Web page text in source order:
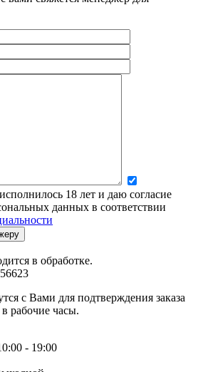
18 лет и даю согласие
данных в соответствии
в обработке.
с Вами для подтверждения заказа
в рабочие часы.
- 19:00